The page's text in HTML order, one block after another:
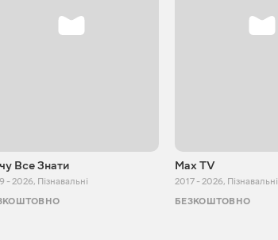
Все Знати
- 2026, Пізнавальні
Max TV
2017 - 2026, Пізнавальні
БЕЗКОШТОВНО